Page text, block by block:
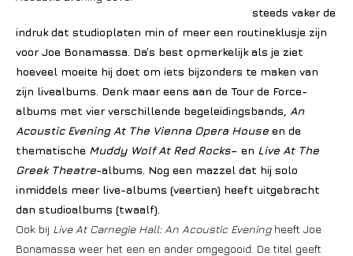
steeds vaker de
indruk dat studioplaten min of meer een routineklusje zijn
voor Joe Bonamassa. Da’s best opmerkelijk als je ziet
hoeveel moeite hij doet om iets bijzonders te maken van
zijn livealbums. Denk maar eens aan de Tour de Force-
albums met vier verschillende begeleidingsbands, An
Acoustic Evening At The Vienna Opera House en de
thematische Muddy Wolf At Red Rocks– en Live At The
Greek Theatre-albums. Nog een mazzel dat hij solo
inmiddels meer live-albums (veertien) heeft uitgebracht
dan studioalbums (twaalf).
Ook bij Live At Carnegie Hall: An Acoustic Eveningheeft Joe
Bonamassa weer het een en ander omgegooid. De titel geeft